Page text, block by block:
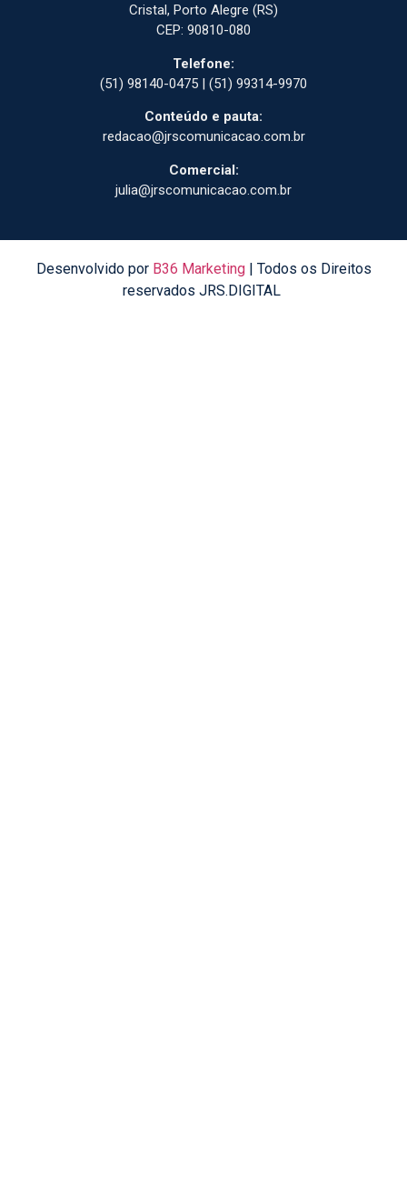
Cristal, Porto Alegre (RS)
CEP: 90810-080
Telefone:
(51) 98140-0475 | (51) 99314-9970
Conteúdo e pauta:
redacao@jrscomunicacao.com.br
Comercial:
julia@jrscomunicacao.com.br
Desenvolvido por B36 Marketing| Todos os Direitos
reservados JRS.DIGITAL